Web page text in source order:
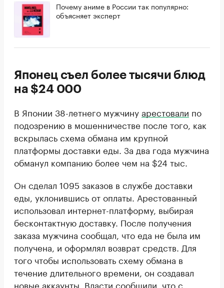
Почему аниме в России так популярно:
объясняет эксперт
Японец съел более тысячи блюд
на $24 000
В Японии 38-летнего мужчинуарестовали по
подозрению в мошенничестве после того, как
вскрылась схема обмана им крупной
платформы доставки еды. За два года мужчина
обманул компанию более чем на $24 тыс.
Он сделал 1095 заказов в службе доставки
еды, уклонившись от оплаты. Арестованный
использовал интернет-платформу, выбирая
бесконтактную доставку. После получения
заказа мужчина сообщал, что еда не была им
получена, и оформлял возврат средств. Для
того чтобы использовать схему обмана в
течение длительного времени, он создавал
новые аккаунты. Власти сообщили, что с